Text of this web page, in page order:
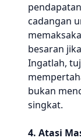
cadangan
besaran
Ingatlah,
bukan
singkat.
4. Atasi